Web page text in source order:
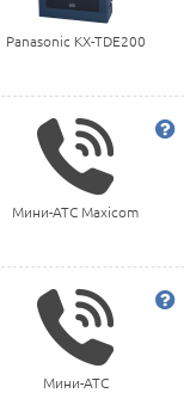
Panasonic KX-TDE200
Мини-АТС Maxicom
Мини-АТС